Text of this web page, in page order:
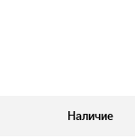
Наличие